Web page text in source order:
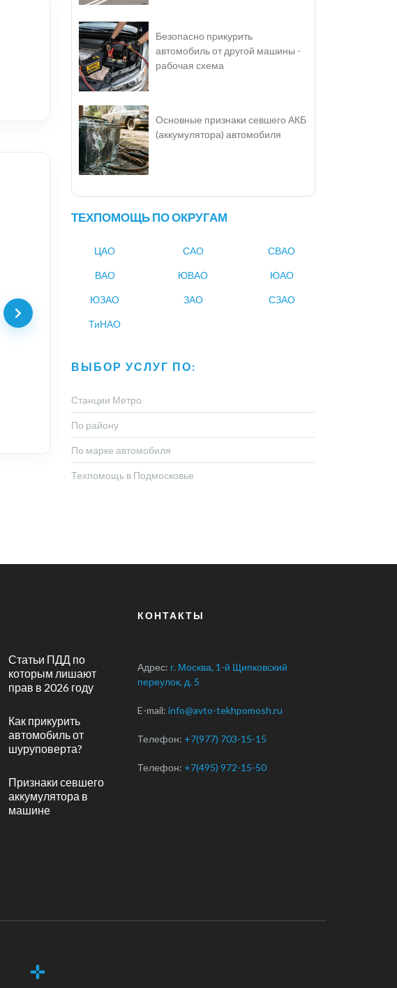
Безопасно прикурить
автомобиль от другой машины -
рабочая схема
Основные признаки севшего АКБ
(аккумулятора) автомобиля
ТЕХПОМОЩЬ ПО ОКРУГАМ
ЦАО САО СВАО
ВАО ЮВАО ЮАО
ЮЗАО ЗАО СЗАО
ТиНАО
ВЫБОР УСЛУГ ПО:
Станции Метро
По району
По марке автомобиля
Техпомощь в Подмосковье
Статьи ПДД по
которым лишают
прав в 2026 году
Как прикурить
автомобиль от
шуруповерта?
Признаки севшего
аккумулятора в
машине
КОНТАКТЫ
Адрес: г. Москва, 1-й Щипковский
переулок, д. 5
E-mail: info@avto-tekhpomosh.ru
Телефон: +7(977) 703-15-15
Телефон: +7(495) 972-15-50